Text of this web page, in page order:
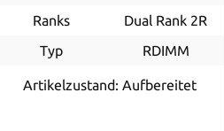
Ranks
Dual Rank 2R
Typ
RDIMM
Artikelzustand: Aufbereitet